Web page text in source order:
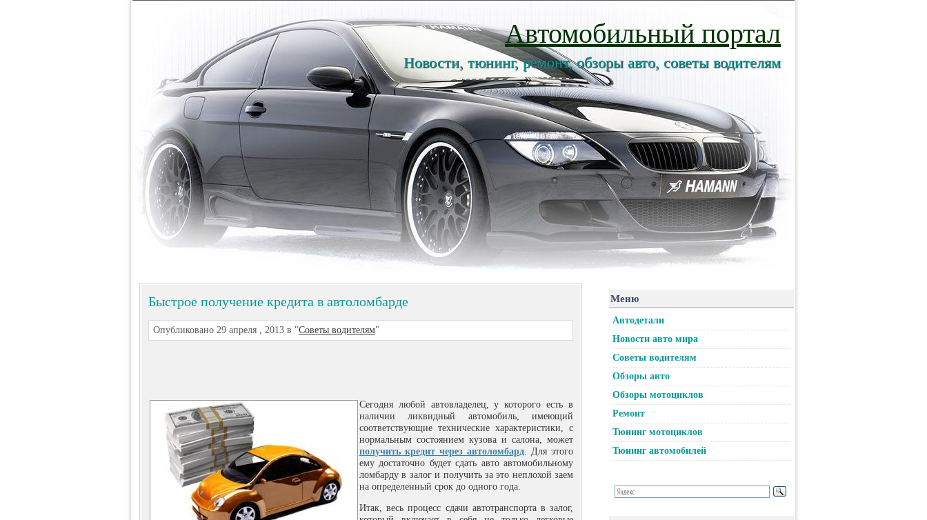
Автомобильный портал
Новости, тюнинг, ремонт, обзоры авто, советы водителям
Быстрое получение кредита в автоломбарде
Опубликовано 29 апреля , 2013 в "Советы водителям"
Сегодня любой автовладелец, у которого есть в
наличии ликвидный автомобиль, имеющий
соответствующие технические характеристики, с
нормальным состоянием кузова и салона, может
получить кредит через автоломбард. Для этого
ему достаточно будет сдать авто автомобильному
ломбарду в залог и получить за это неплохой заем
на определенный срок до одного года.
Итак, весь процесс сдачи автотранспорта в залог,
Меню
Автодетали
Новости авто мира
Советы водителям
Обзоры авто
Обзоры мотоциклов
Ремонт
Тюнинг мотоциклов
Тюнинг автомобилей